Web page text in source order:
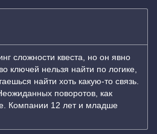
сложности квеста, но он явно
ключей нельзя найти по логике,
найти хоть какую-то связь.
поворотов, как
Компании 12 лет и младше